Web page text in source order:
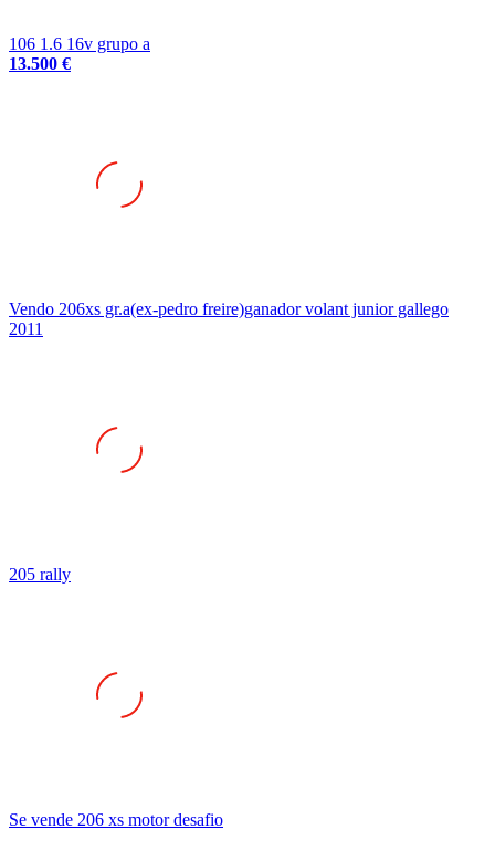
106 1.6 16v grupo a
13.500 €
Vendo 206xs gr.a(ex-pedro freire)ganador volant junior gallego
2011
205 rally
Se vende 206 xs motor desafio